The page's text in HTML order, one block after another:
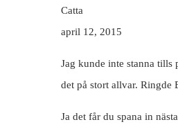
Catta
april 12, 2015
Jag kunde inte stanna
det på stort allvar. Ringde
Ja det får du spana in